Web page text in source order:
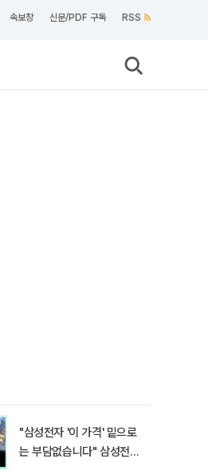
속보창 신문/PDF 구독 RSS
"삼성전자 '이 가격' 밑으로
는 부담없습니다" 삼성전자